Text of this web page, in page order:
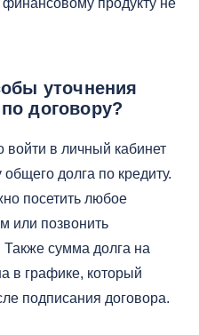
продукту не
уточнения
договору?
в личный кабинет
долга по кредиту.
посетить любое
или позвонить
Также сумма долга на
в графике, который
подписания договора.